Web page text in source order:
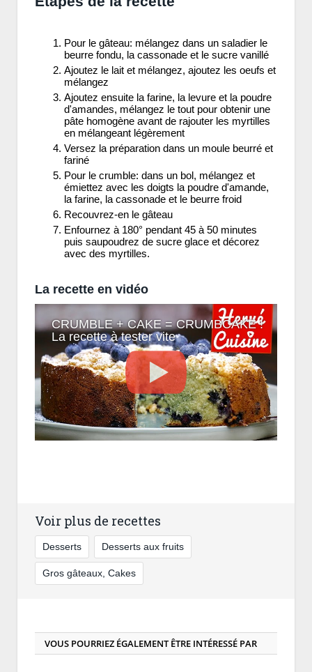
Pour le gâteau: mélangez dans un saladier le
beurre fondu, la cassonade et le sucre vanillé
Ajoutez le lait et mélangez, ajoutez les oeufs et
mélangez
Ajoutez ensuite la farine, la levure et la poudre
d'amandes, mélangez le tout pour obtenir une
pâte homogène avant de rajouter les myrtilles
en mélangeant légèrement
Versez la préparation dans un moule beurré et
fariné
Pour le crumble: dans un bol, mélangez et
émiettez avec les doigts la poudre d'amande,
la farine, la cassonade et le beurre froid
Recouvrez-en le gâteau
Enfournez à 180° pendant 45 à 50 minutes
puis saupoudrez de sucre glace et décorez
avec des myrtilles.
La recette en vidéo
CRUMBLE + CAKE = CRUMBCAKE !
La recette à tester vite
Voir plus de recettes
Desserts Desserts aux fruits
Gros gâteaux, Cakes
VOUS POURRIEZ ÉGALEMENT ÊTRE INTÉRESSÉ PAR